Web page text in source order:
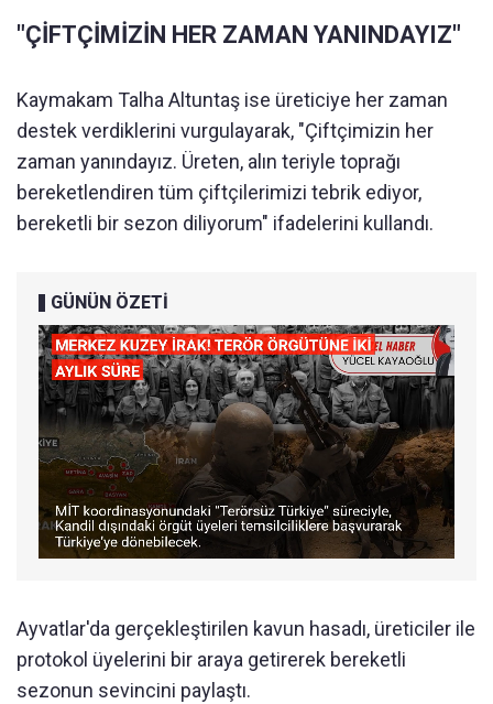
"ÇİFTÇİMİZİN HER ZAMAN YANINDAYIZ"
Kaymakam Talha Altuntaş ise üreticiye her zaman
destek verdiklerini vurgulayarak, "Çiftçimizin her
zaman yanındayız. Üreten, alın teriyle toprağı
bereketlendiren tüm çiftçilerimizi tebrik ediyor,
bereketli bir sezon diliyorum" ifadelerini kullandı.
GÜNÜN ÖZETİ
Ayvatlar'da gerçekleştirilen kavun hasadı, üreticiler ile
protokol üyelerini bir araya getirerek bereketli
sezonun sevincini paylaştı.